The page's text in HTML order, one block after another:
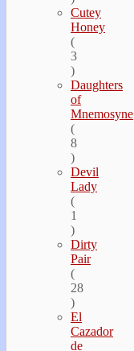
Cutey
Honey
(
3
)
Daughters
of
Mnemosyne
(
8
)
Devil
Lady
(
1
)
Dirty
Pair
(
28
)
El
Cazador
de